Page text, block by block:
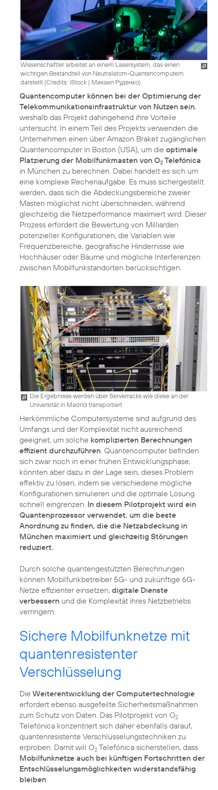
Wissenschaftler arbeitet an einem Lasersystem, das einen
wichtigen Bestandteil von Neutralatom-Quantencomputern
darstellt (Credits: iStock | Михаил Руденко)
Quantencomputer können bei der Optimierung der
Telekommunikationsinfrastruktur von Nutzen sein,
weshalb das Projekt dahingehend ihre Vorteile
untersucht. In einem Teil des Projekts verwenden die
Unternehmen einen über Amazon Braket zugänglichen
Quantencomputer in Boston (USA), um die optimale
Platzierung der Mobilfunkmasten von O2 Telefónica
in München zu berechnen. Dabei handelt es sich um
eine komplexe Rechenaufgabe. Es muss sichergestellt
werden, dass sich die Abdeckungsbereiche zweier
Masten möglichst nicht überschneiden, während
gleichzeitig die Netzperformance maximiert wird. Dieser
Prozess erfordert die Bewertung von Milliarden
potenzieller Konfigurationen, die Variablen wie
Frequenzbereiche, geografische Hindernisse wie
Hochhäuser oder Bäume und mögliche Interferenzen
zwischen Mobilfunkstandorten berücksichtigen.
Die Ergebnisse werden über Serverracks wie diese an der
Universität in Madrid transportiert
Herkömmliche Computersysteme sind aufgrund des
Umfangs und der Komplexität nicht ausreichend
geeignet, um solche komplizierten Berechnungen
effizient durchzuführen. Quantencomputer befinden
sich zwar noch in einer frühen Entwicklungsphase,
könnten aber dazu in der Lage sein, dieses Problem
effektiv zu lösen, indem sie verschiedene mögliche
Konfigurationen simulieren und die optimale Lösung
schnell eingrenzen. In diesem Pilotprojekt wird ein
Quantenprozessor verwendet, um die beste
Anordnung zu finden, die die Netzabdeckung in
München maximiert und gleichzeitig Störungen
reduziert.
Durch solche quantengestützten Berechnungen
können Mobilfunkbetreiber 5G- und zukünftige 6G-
Netze effizienter einsetzen, digitale Dienste
verbessern und die Komplexität ihres Netzbetriebs
verringern.
Sichere Mobilfunknetze mit
quantenresistenter
Verschlüsselung
Die Weiterentwicklung der Computertechnologie
erfordert ebenso ausgefeilte Sicherheitsmaßnahmen
zum Schutz von Daten. Das Pilotprojekt von O2
Telefónica konzentriert sich daher ebenfalls darauf,
quantenresistente Verschlüsselungstechniken zu
erproben. Damit will O2 Telefónica sicherstellen, dass
Mobilfunknetze auch bei künftigen Fortschritten der
Entschlüsselungsmöglichkeiten widerstandsfähig
bleiben.